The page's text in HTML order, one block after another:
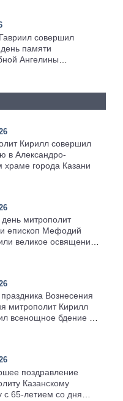
совершил
памяти
Ангелины
Кирилл совершил
в Александро-
храме города Казани
митрополит
епископ Мефодий
великое освящение
Вознесения
митрополит Кирилл
всенощное бдение в
поздравление
Казанскому
с 65-летием со дня